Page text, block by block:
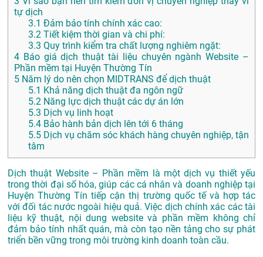
tự dịch
3.1 Đảm bảo tính chính xác cao:
3.2 Tiết kiệm thời gian và chi phí:
3.3 Quy trình kiểm tra chất lượng nghiêm ngặt:
4 Báo giá dịch thuật tài liệu chuyên ngành Website –
Phần mềm tại Huyện Thường Tín
5 Năm lý do nên chọn MIDTRANS để dịch thuật
5.1 Khả năng dịch thuật đa ngôn ngữ
5.2 Năng lực dịch thuật các dự án lớn
5.3 Dịch vụ linh hoạt
5.4 Bảo hành bản dịch lên tới 6 tháng
5.5 Dịch vụ chăm sóc khách hàng chuyên nghiệp, tận
tâm
Dịch thuật Website – Phần mềm là một dịch vụ thiết yếu
trong thời đại số hóa, giúp các cá nhân và doanh nghiệp tại
Huyện Thường Tín tiếp cận thị trường quốc tế và hợp tác
với đối tác nước ngoài hiệu quả. Việc dịch chính xác các tài
liệu kỹ thuật, nội dung website và phần mềm không chỉ
đảm bảo tính nhất quán, mà còn tạo nền tảng cho sự phát
triển bền vững trong môi trường kinh doanh toàn cầu.